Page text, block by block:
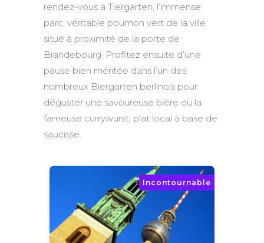
rendez-vous à Tiergarten, l’immense
parc, véritable poumon vert de la ville
situé à proximité de la porte de
Brandebourg. Profitez ensuite d’une
pause bien méritée dans l’un des
nombreux Biergarten berlinois pour
déguster une savoureuse bière ou la
fameuse currywurst, plat local à base de
saucisse.
Incontournable